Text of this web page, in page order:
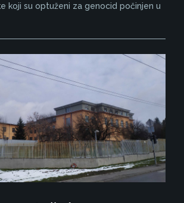
koji su optuženi za genocid počinjen u